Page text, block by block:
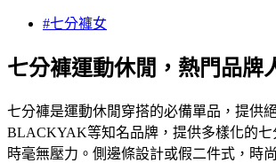
#七分褲女
七分褲運動休閒，熱門品牌
七分褲是運動休閒穿搭的必備單品，提供
BLACKYAK等知名品牌，提供多樣化的
時毫無壓力。側邊條設計或假二件式，時